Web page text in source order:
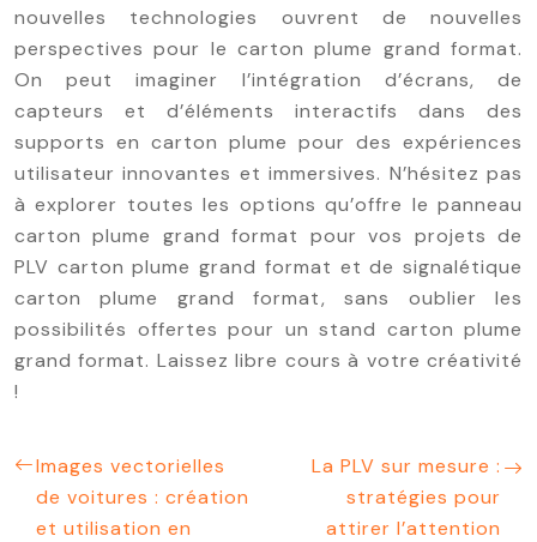
nouvelles technologies ouvrent de nouvelles
perspectives pour le carton plume grand format.
On peut imaginer l’intégration d’écrans, de
capteurs et d’éléments interactifs dans des
supports en carton plume pour des expériences
utilisateur innovantes et immersives. N’hésitez pas
à explorer toutes les options qu’offre le panneau
carton plume grand format pour vos projets de
PLV carton plume grand format et de signalétique
carton plume grand format, sans oublier les
possibilités offertes pour un stand carton plume
grand format. Laissez libre cours à votre créativité
!
Images vectorielles
de voitures : création
et utilisation en
La PLV sur mesure :
stratégies pour
attirer l’attention